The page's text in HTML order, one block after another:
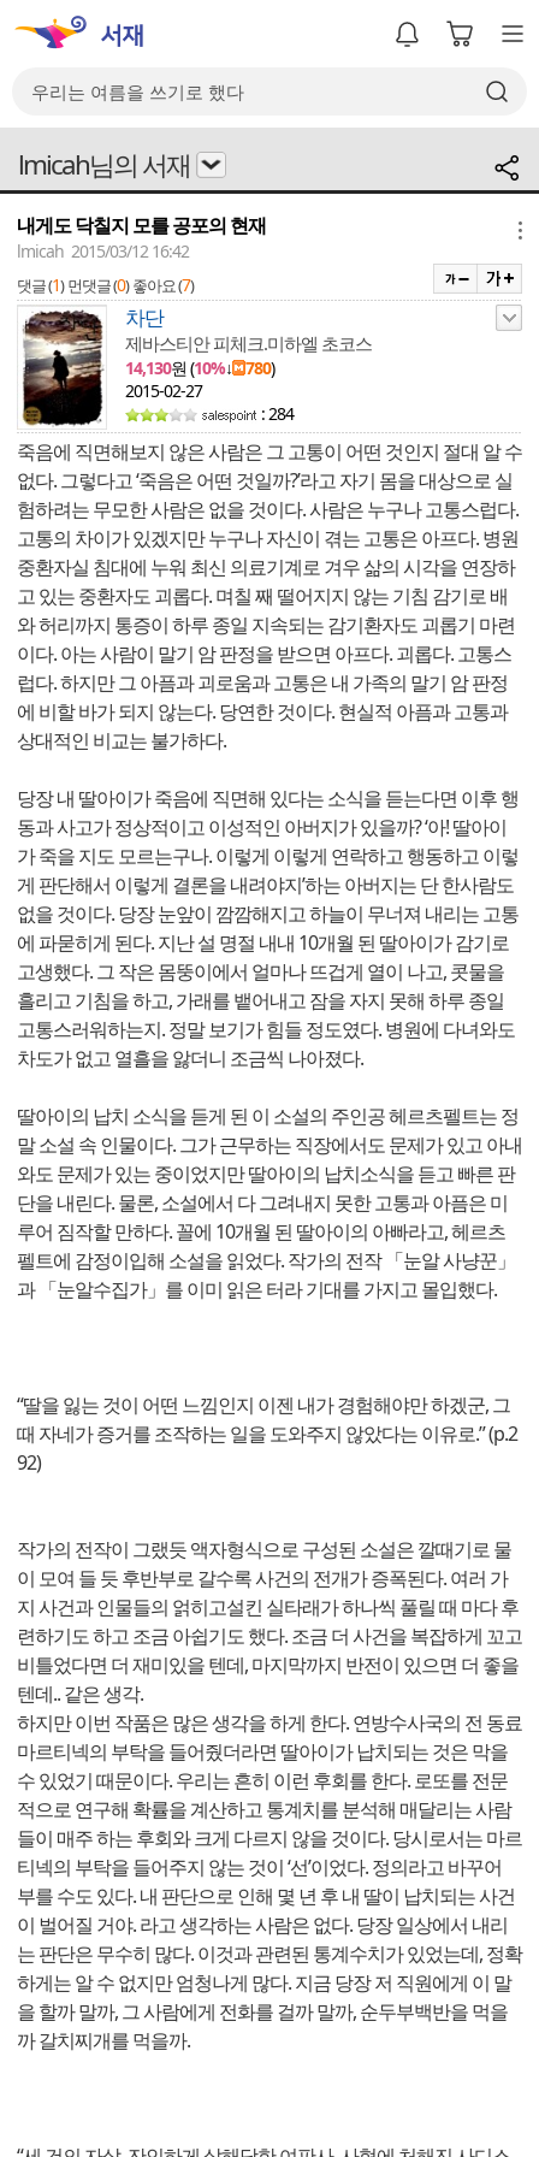
lmicah님의 서재
내게도 닥칠지 모를 공포의 현재
lmicah 2015/03/12 16:42
댓글 (1) 먼댓글 (0) 좋아요 (7)
차단
제바스티안 피체크.미하엘 초코스
14,130원 (10%↓ 780)
2015-02-27
: 284
죽음에 직면해보지 않은 사람은 그 고통이 어떤 것인지 절대 알 수
없다. 그렇다고 ‘죽음은 어떤 것일까?’라고 자기 몸을 대상으로 실
험하려는 무모한 사람은 없을 것이다. 사람은 누구나 고통스럽다.
고통의 차이가 있겠지만 누구나 자신이 겪는 고통은 아프다. 병원
중환자실 침대에 누워 최신 의료기계로 겨우 삶의 시각을 연장하
고 있는 중환자도 괴롭다. 며칠 째 떨어지지 않는 기침 감기로 배
와 허리까지 통증이 하루 종일 지속되는 감기환자도 괴롭기 마련
이다. 아는 사람이 말기 암 판정을 받으면 아프다. 괴롭다. 고통스
럽다. 하지만 그 아픔과 괴로움과 고통은 내 가족의 말기 암 판정
에 비할 바가 되지 않는다. 당연한 것이다. 현실적 아픔과 고통과
상대적인 비교는 불가하다.
당장 내 딸아이가 죽음에 직면해 있다는 소식을 듣는다면 이후 행
동과 사고가 정상적이고 이성적인 아버지가 있을까? ‘아! 딸아이
가 죽을 지도 모르는구나. 이렇게 이렇게 연락하고 행동하고 이렇
게 판단해서 이렇게 결론을 내려야지’하는 아버지는 단 한사람도
없을 것이다. 당장 눈앞이 깜깜해지고 하늘이 무너져 내리는 고통
에 파묻히게 된다. 지난 설 명절 내내 10개월 된 딸아이가 감기로
고생했다. 그 작은 몸뚱이에서 얼마나 뜨겁게 열이 나고, 콧물을
흘리고 기침을 하고, 가래를 뱉어내고 잠을 자지 못해 하루 종일
고통스러워하는지. 정말 보기가 힘들 정도였다. 병원에 다녀와도
차도가 없고 열흘을 앓더니 조금씩 나아졌다.
딸아이의 납치 소식을 듣게 된 이 소설의 주인공 헤르츠펠트는 정
말 소설 속 인물이다. 그가 근무하는 직장에서도 문제가 있고 아내
와도 문제가 있는 중이었지만 딸아이의 납치소식을 듣고 빠른 판
단을 내린다. 물론, 소설에서 다 그려내지 못한 고통과 아픔은 미
루어 짐작할 만하다. 꼴에 10개월 된 딸아이의 아빠라고, 헤르츠
펠트에 감정이입해 소설을 읽었다. 작가의 전작 「눈알 사냥꾼」
과 「눈알수집가」를 이미 읽은 터라 기대를 가지고 몰입했다.
“딸을 잃는 것이 어떤 느낌인지 이젠 내가 경험해야만 하겠군, 그
때 자네가 증거를 조작하는 일을 도와주지 않았다는 이유로.” (p.2
92)
작가의 전작이 그랬듯 액자형식으로 구성된 소설은 깔때기로 물
이 모여 들 듯 후반부로 갈수록 사건의 전개가 증폭된다. 여러 가
지 사건과 인물들의 얽히고설킨 실타래가 하나씩 풀릴 때 마다 후
련하기도 하고 조금 아쉽기도 했다. 조금 더 사건을 복잡하게 꼬고
비틀었다면 더 재미있을 텐데, 마지막까지 반전이 있으면 더 좋을
텐데.. 같은 생각.
하지만 이번 작품은 많은 생각을 하게 한다. 연방수사국의 전 동료
마르티넥의 부탁을 들어줬더라면 딸아이가 납치되는 것은 막을
수 있었기 때문이다. 우리는 흔히 이런 후회를 한다. 로또를 전문
적으로 연구해 확률을 계산하고 통계치를 분석해 매달리는 사람
들이 매주 하는 후회와 크게 다르지 않을 것이다. 당시로서는 마르
티넥의 부탁을 들어주지 않는 것이 ‘선’이었다. 정의라고 바꾸어
부를 수도 있다. 내 판단으로 인해 몇 년 후 내 딸이 납치되는 사건
이 벌어질 거야. 라고 생각하는 사람은 없다. 당장 일상에서 내리
는 판단은 무수히 많다. 이것과 관련된 통계수치가 있었는데, 정확
하게는 알 수 없지만 엄청나게 많다. 지금 당장 저 직원에게 이 말
을 할까 말까, 그 사람에게 전화를 걸까 말까, 순두부백반을 먹을
까 갈치찌개를 먹을까.